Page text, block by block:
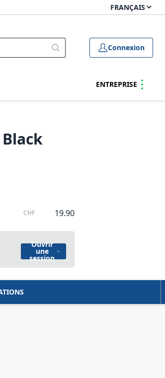
Connexion
ENTREPRISE
CHF 19.90
Ouvrir
une
session